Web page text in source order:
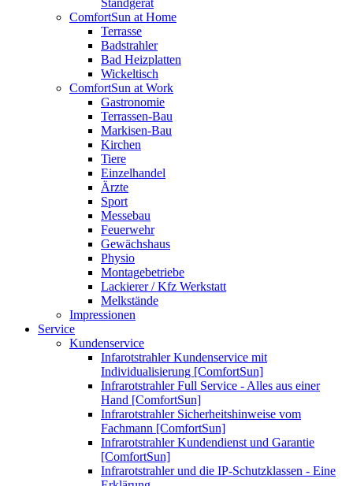
Standgerät
ComfortSun at Home
Terrasse
Badstrahler
Bad Heizplatten
Wickeltisch
ComfortSun at Work
Gastronomie
Terrassen-Bau
Markisen-Bau
Kirchen
Tiere
Einzelhandel
Ärzte
Sport
Messebau
Feuerwehr
Gewächshaus
Physio
Montagebetriebe
Lackierer / Kfz Werkstatt
Melkstände
Impressionen
Service
Kundenservice
Infarotstrahler Kundenservice mit
Individualisierung [ComfortSun]
Infrarotstrahler Full Service - Alles aus einer
Hand [ComfortSun]
Infrarotstrahler Sicherheitshinweise vom
Fachmann [ComfortSun]
Infrarotstrahler Kundendienst und Garantie
[ComfortSun]
Infrarotstrahler und die IP-Schutzklassen - Eine